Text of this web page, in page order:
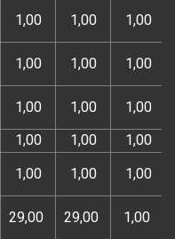
1,00 1,00 1,00
1,00 1,00 1,00
1,00 1,00
1,00
1,00 1,00
1,00
1,00 1,00 1,00
29,00 29,00
1,00